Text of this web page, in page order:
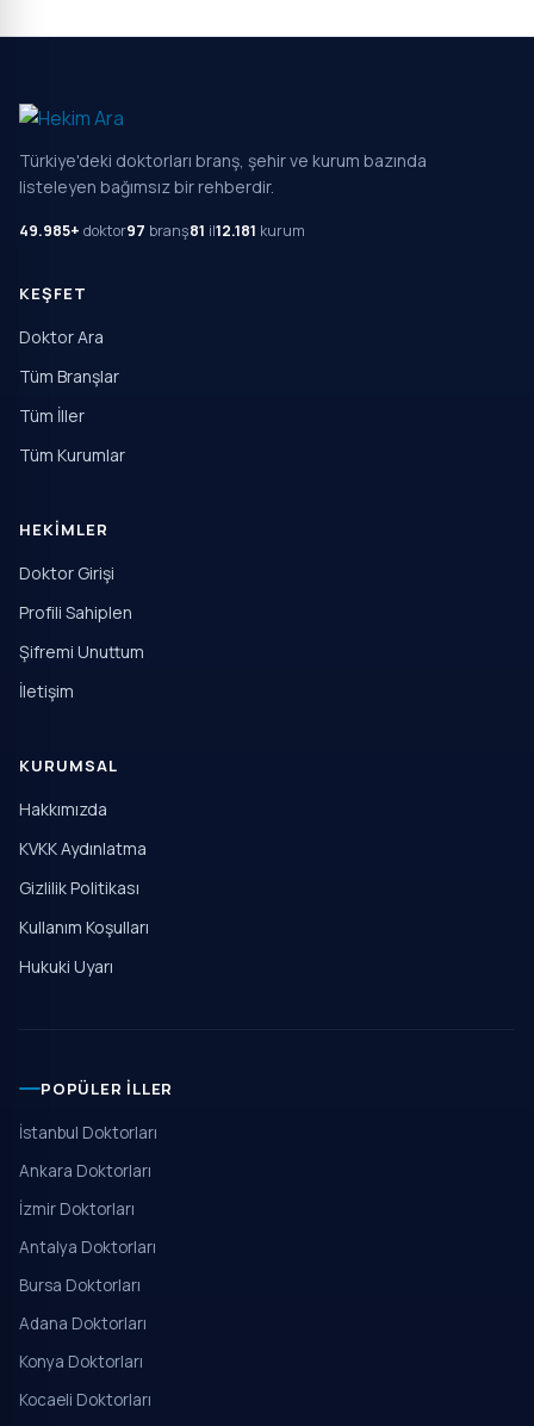
Türkiye'deki doktorları branş, şehir ve kurum bazında
listeleyen bağımsız bir rehberdir.
49.985+ doktor97 branş81 il12.181 kurum
KEŞFET
Doktor Ara
Tüm Branşlar
Tüm İller
Tüm Kurumlar
HEKIMLER
Doktor Girişi
Profili Sahiplen
Şifremi Unuttum
İletişim
KURUMSAL
Hakkımızda
KVKK Aydınlatma
Gizlilik Politikası
Kullanım Koşulları
Hukuki Uyarı
POPÜLER İLLER
İstanbul Doktorları
Ankara Doktorları
İzmir Doktorları
Antalya Doktorları
Bursa Doktorları
Adana Doktorları
Konya Doktorları
Kocaeli Doktorları